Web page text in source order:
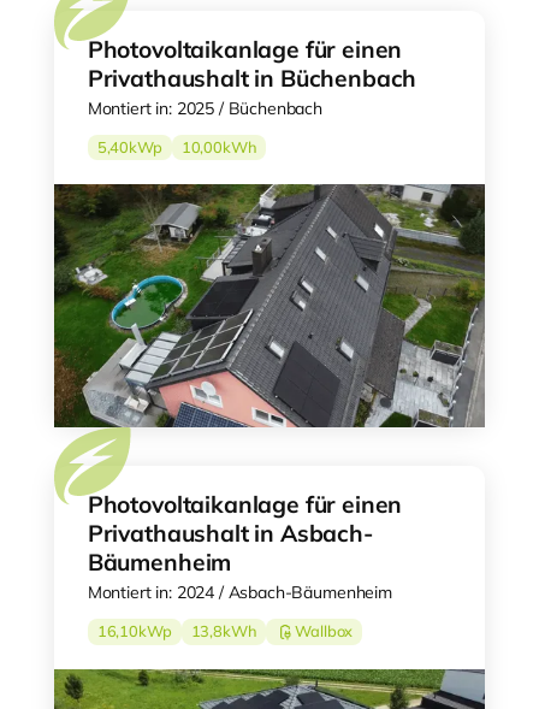
Photovoltaikanlage für einen
Privathaushalt in Büchenbach
Montiert in: 2025 / Büchenbach
5,40kWp 10,00kWh
Photovoltaikanlage für einen
Privathaushalt in Asbach-
Bäumenheim
Montiert in: 2024 / Asbach-Bäumenheim
16,10kWp 13,8kWh Wallbox